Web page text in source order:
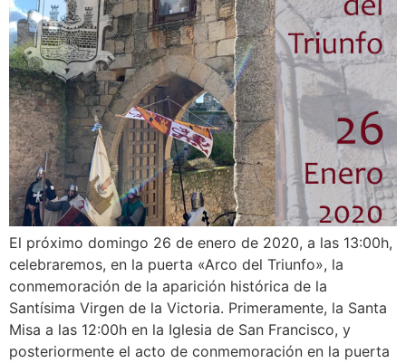
El próximo domingo 26 de enero de 2020, a las 13:00h,
celebraremos, en la puerta «Arco del Triunfo», la
conmemoración de la aparición histórica de la
Santísima Virgen de la Victoria. Primeramente, la Santa
Misa a las 12:00h en la Iglesia de San Francisco, y
posteriormente el acto de conmemoración en la puerta